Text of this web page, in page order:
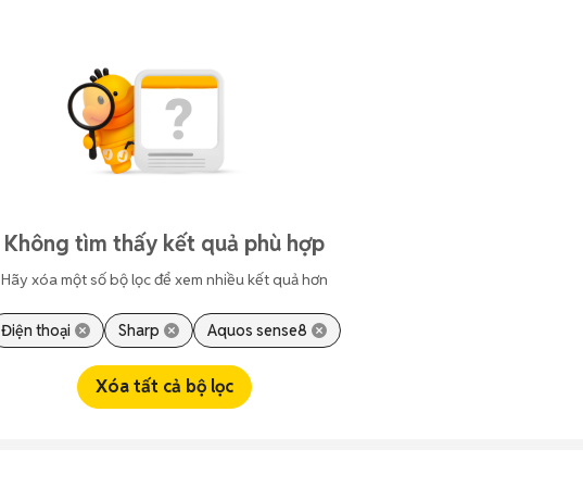
Không tìm thấy kết quả phù hợp
Hãy xóa một số bộ lọc để xem nhiều kết quả hơn
Điện thoại Sharp Aquos sense8
Xóa tất cả bộ lọc